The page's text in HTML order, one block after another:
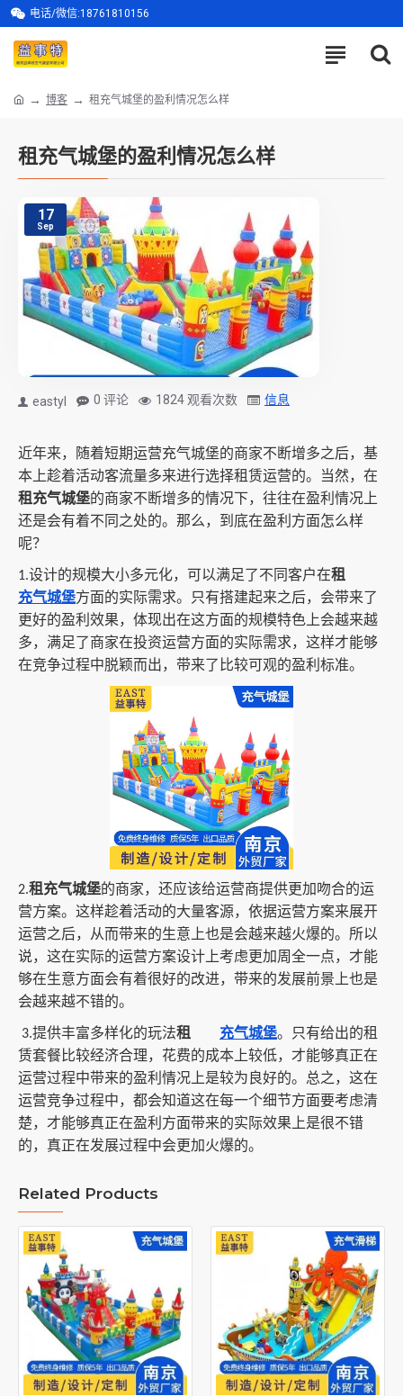
电话/微信:18761810156
博客 租充气城堡的盈利情况怎么样
租充气城堡的盈利情况怎么样
17
Sep
eastyl 0 评论 1824 观看次数 信息
近年来，随着短期运营充气城堡的商家不断增多之后，基
本上趁着活动客流量多来进行选择租赁运营的。当然，在
租充气城堡的商家不断增多的情况下，往往在盈利情况上
还是会有着不同之处的。那么，到底在盈利方面怎么样
呢？
1.设计的规模大小多元化，可以满足了不同客户在租
充气城堡方面的实际需求。只有搭建起来之后，会带来了
更好的盈利效果，体现出在这方面的规模特色上会越来越
多，满足了商家在投资运营方面的实际需求，这样才能够
在竞争过程中脱颖而出，带来了比较可观的盈利标准。
2.租充气城堡的商家，还应该给运营商提供更加吻合的运
营方案。这样趁着活动的大量客源，依据运营方案来展开
运营之后，从而带来的生意上也是会越来越火爆的。所以
说，这在实际的运营方案设计上考虑更加周全一点，才能
够在生意方面会有着很好的改进，带来的发展前景上也是
会越来越不错的。
3.提供丰富多样化的玩法租 充气城堡。只有给出的租
赁套餐比较经济合理，花费的成本上较低，才能够真正在
运营过程中带来的盈利情况上是较为良好的。总之，这在
运营竞争过程中，都会知道这在每一个细节方面要考虑清
楚，才能够真正在盈利方面带来的实际效果上是很不错
的，真正在发展过程中会更加火爆的。
Related Products